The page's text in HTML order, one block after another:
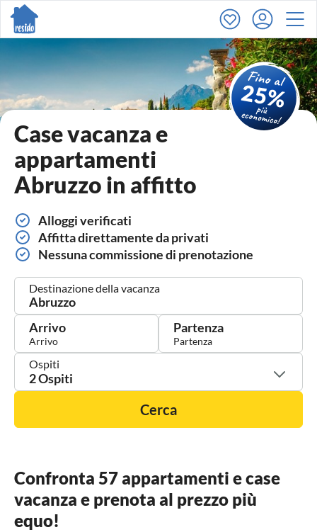
Case vacanza e
appartamenti
Abruzzo in affitto
Alloggi verificati
Affitta direttamente da privati
Nessuna commissione di prenotazione
Destinazione della vacanza
Arrivo Partenza
Ospiti
2 Ospiti
Cerca
Confronta 57 appartamenti e case
vacanza e prenota al prezzo più
equo!